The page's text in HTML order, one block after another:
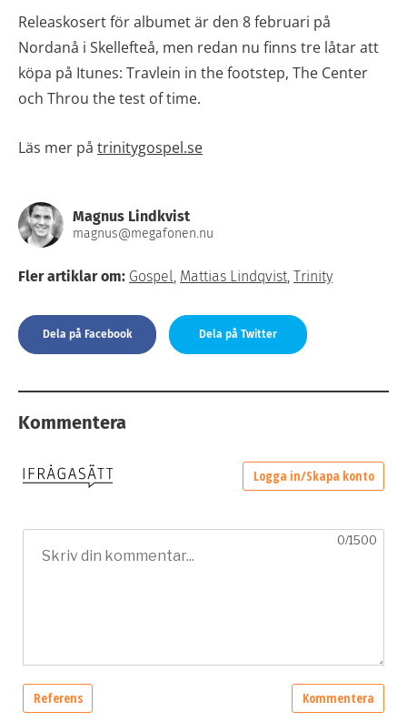
Releaskosert för albumet är den 8 februari på
Nordanå i Skellefteå, men redan nu finns tre låtar att
köpa på Itunes: Travlein in the footstep, The Center
och Throu the test of time.
Läs mer på trinitygospel.se
Magnus Lindkvist
magnus@megafonen.nu
Fler artiklar om: Gospel Mattias Lindqvist Trinity
Dela på Facebook Dela på Twitter
Kommentera